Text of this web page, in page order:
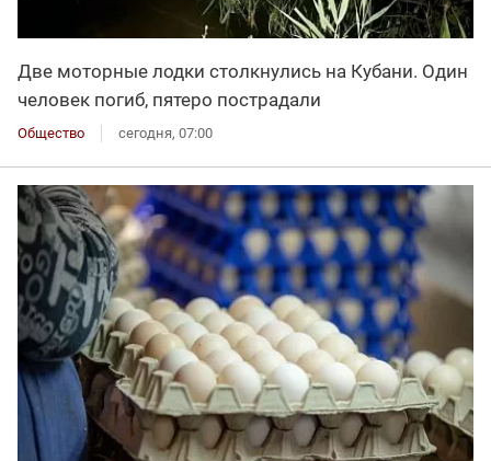
Две моторные лодки столкнулись на Кубани. Один
человек погиб, пятеро пострадали
Общество сегодня, 07:00